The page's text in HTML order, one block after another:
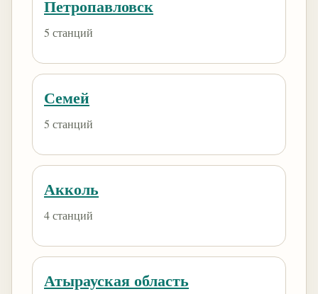
Петропавловск
5 станций
Семей
5 станций
Акколь
4 станций
Атырауская область